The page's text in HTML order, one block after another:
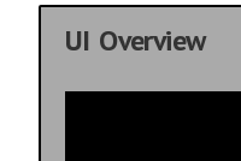
UI Overview